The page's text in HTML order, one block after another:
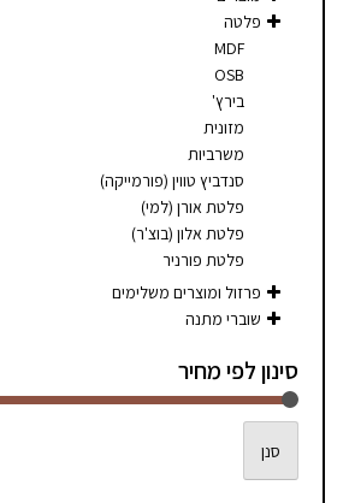
font_download סמן קישורים
פלטה
MDF
OSB
בירץ'
מזונית
משרביות
סנדביץ טווין (פורמייקה)
פלטת אורן (למי)
פלטת אלון (בוצ'ר)
פלטת פורניר
פרזול ומוצרים משלימים
שוברי מתנה
סינון לפי מחיר
סנן